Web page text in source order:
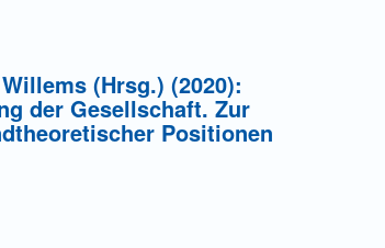
(Hrsg.) (2020):
der Gesellschaft. Zur
Positionen